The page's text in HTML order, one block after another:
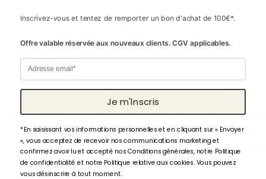
produit
votre
panier
Matelas Aloe Vera
(60 x 120)
149,00 €
Nouveau
Matelas respirant AIR
(60 x 120)
299,00 €
Inscrivez-vous et tentez de remporter un bon d'achat de 100€*.
Offre valable réservée aux nouveaux clients. CGV applicables.
Email
Je m'lnscris
*En saisissant vos informations personnelles et en cliquant sur « Envoyer
», vous acceptez de recevoir nos communications marketing et
confirmez avoir lu et accepté nos Conditions générales, notre Politique
de confidentialité et notre Politique relative aux cookies. Vous pouvez
vous désinscrire à tout moment.